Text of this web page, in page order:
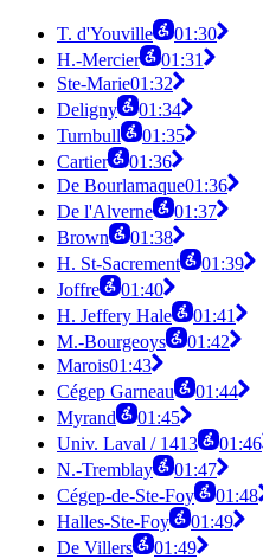
T. d'Youville
01:30
H.-Mercier
01:31
Ste-Marie01:32
Deligny
01:34
Turnbull
01:35
Cartier
01:36
De Bourlamaque01:36
De l'Alverne
01:37
Brown
01:38
H. St-Sacrement
01:39
Joffre
01:40
H. Jeffery Hale
01:41
M.-Bourgeoys
01:42
Marois01:43
Cégep Garneau
01:44
Myrand
01:45
Univ. Laval / 1413
01:46
N.-Tremblay
01:47
Cégep-de-Ste-Foy
01:48
Halles-Ste-Foy
01:49
De Villers
01:49